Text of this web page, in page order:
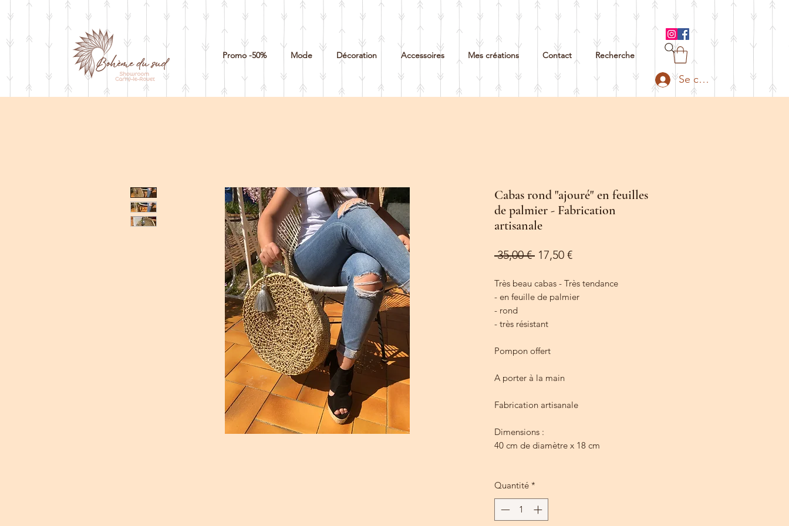
Promo -50% Mode Décoration Accessoires Mes créations Contact Recherche
Se connecter
Cabas rond "ajouré" en feuilles
de palmier - Fabrication
artisanale
35,00 € Prix
17,50 €Prix
Très beau cabas - Très tendance
- en feuille de palmier
- rond
- très résistant
Pompon offert
A porter à la main
Fabrication artisanale
Dimensions :
40 cm de diamètre x 18 cm
Quantité *